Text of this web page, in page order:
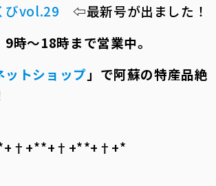
びvol.29 ⇦最新号が出ました！
時～18時まで営業中。
ットショップ」で阿蘇の特産品絶